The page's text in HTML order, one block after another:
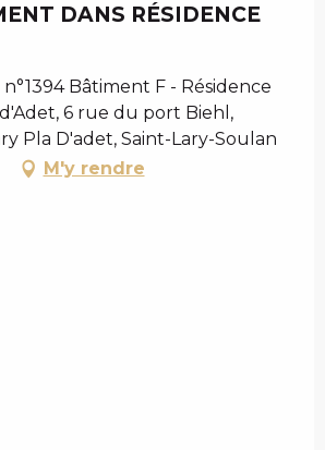
DANS RÉSIDENCE
Bâtiment F - Résidence
6 rue du port Biehl,
Pla D'adet, Saint-Lary-Soulan
M'y rendre